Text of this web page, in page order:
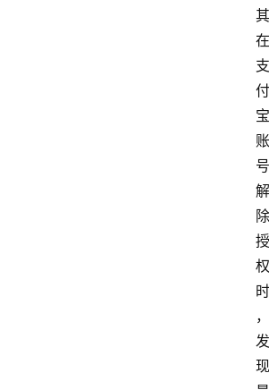
其
在
支
付
宝
账
号
解
除
授
权
时
，
发
现